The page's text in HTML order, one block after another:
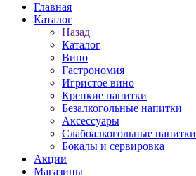
Главная
Каталог
Назад
Каталог
Вино
Гастрономия
Игристое вино
Крепкие напитки
Безалкогольные напитки
Аксессуары
Слабоалкогольные напитки
Бокалы и сервировка
Акции
Магазины